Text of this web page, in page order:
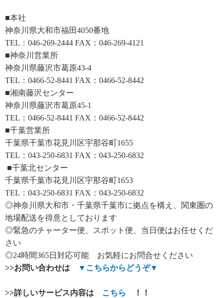
■本社
神奈川県大和市福田4050番地
TEL：046-269-2444 FAX：046-269-4121
■神奈川営業所
神奈川県藤沢市葛原43-4
TEL：0466-52-8441 FAX：0466-52-8442
■湘南藤沢センター
神奈川県藤沢市葛原45-1
TEL：0466-52-8441 FAX：0466-52-8442
■千葉営業所
千葉県千葉市花見川区宇那谷町1655
TEL：043-250-6831 FAX：043-250-6832
■千葉北センター
千葉県千葉市花見川区宇那谷町1653
TEL：043-250-6831 FAX：043-250-6832
◎神奈川県大和市・千葉県千葉市に拠点を構え、関東圏の
地場配送を得意としております
◎緊急のチャーター便、スポット便、当日便はお任せくだ
さい
◎24時間365日対応可能 お気軽にお問合せください
>>お問い合わせは ▼ こちらからどうぞ▼
>>詳しいサービス内容は こちら
！！